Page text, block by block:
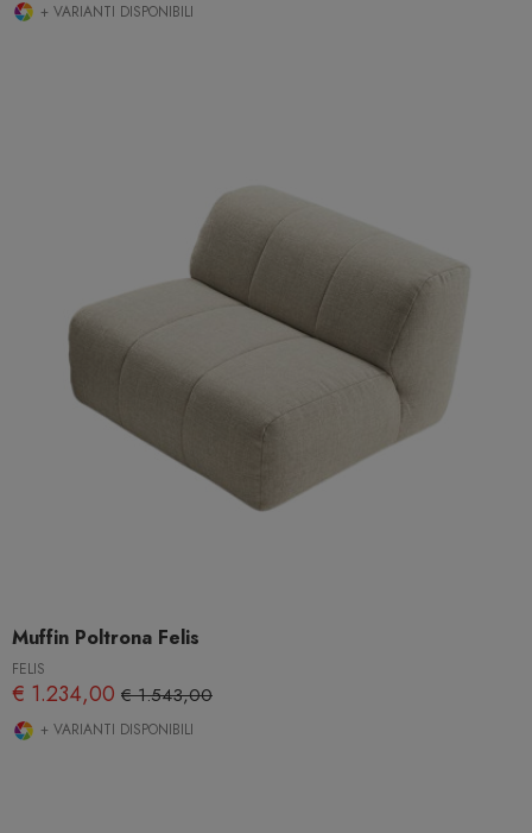
+ VARIANTI DISPONIBILI
Muffin Poltrona Felis
FELIS
€ 1.234,00 € 1.543,00
+ VARIANTI DISPONIBILI